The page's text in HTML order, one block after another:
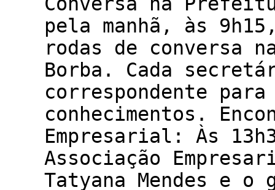
pela manhã, às
rodas de conversa
Borba. Cada
correspondente
conhecimentos.
Empresarial: Às
Associação
Tatyana Mendes e o